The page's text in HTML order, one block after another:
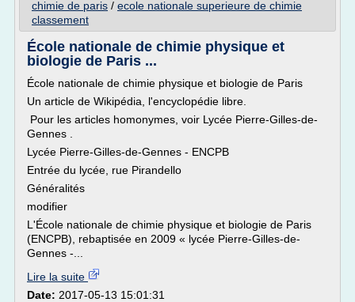
chimie de paris / ecole nationale superieure de chimie
classement
École nationale de chimie physique et
biologie de Paris ...
École nationale de chimie physique et biologie de Paris
Un article de Wikipédia, l'encyclopédie libre.
Pour les articles homonymes, voir Lycée Pierre-Gilles-de-
Gennes .
Lycée Pierre-Gilles-de-Gennes - ENCPB
Entrée du lycée, rue Pirandello
Généralités
modifier
L'École nationale de chimie physique et biologie de Paris
(ENCPB), rebaptisée en 2009 « lycée Pierre-Gilles-de-
Gennes -...
Lire la suite
Date: 2017-05-13 15:01:31